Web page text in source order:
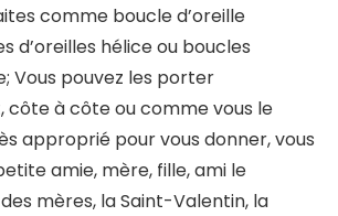
comme boucle d’oreille
d’oreilles hélice ou boucles
Vous pouvez les porter
côte à côte ou comme vous le
approprié pour vous donner, vous
amie, mère, fille, ami le
mères, la Saint-Valentin, la